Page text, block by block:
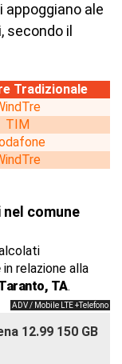
appoggiano ale
secondo il
Tradizionale
TIM
comune
in relazione alla
TA.
ADV / Mobile LTE +Telefono
12.99 150 GB